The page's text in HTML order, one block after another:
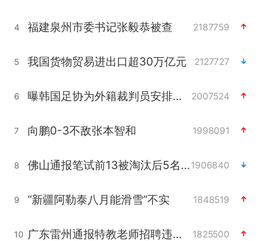
4 福建泉州市委书记张毅恭被查 2187759
5 我国货物贸易进出口超30万亿元 2127727
6 曝韩国足协为外籍裁判员安排色情招待 2007524
7 向鹏0-3不敌张本智和 1998091
8 佛山通报笔试前13被淘汰后5名进体检1906840
9 “新疆阿勒泰八月能滑雪”不实 1848519
10 广东雷州通报特教老师招聘违规事件 1825500